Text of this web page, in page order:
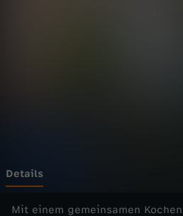
G
Details
Mit einem gemeinsamen